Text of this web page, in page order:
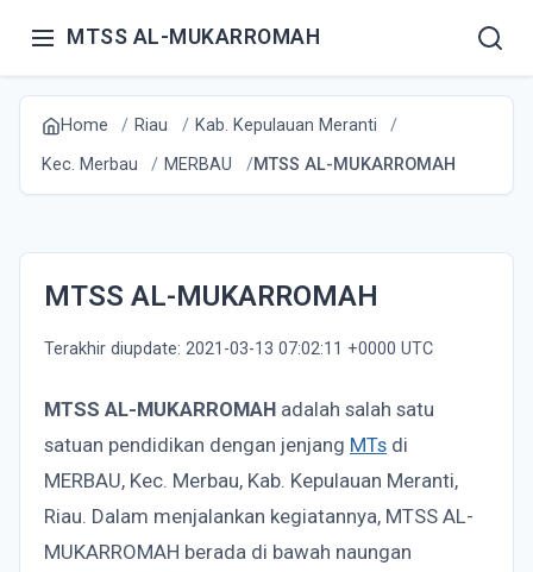
MTSS AL-MUKARROMAH
Home Riau
Kab. Kepulauan Meranti
Kec. Merbau
MERBAU MTSS AL-MUKARROMAH
MTSS AL-MUKARROMAH
Terakhir diupdate: 2021-03-13 07:02:11 +0000 UTC
MTSS AL-MUKARROMAH adalah salah satu
satuan pendidikan dengan jenjang MTs di
MERBAU, Kec. Merbau, Kab. Kepulauan Meranti,
Riau. Dalam menjalankan kegiatannya, MTSS AL-
MUKARROMAH berada di bawah naungan